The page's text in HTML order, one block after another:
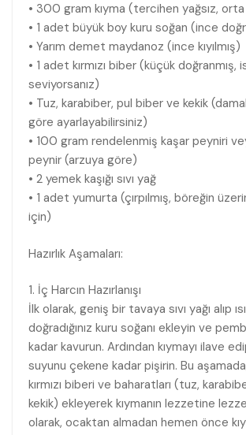
• 300 gram kıyma (tercihen yağsız, orta
• 1 adet büyük boy kuru soğan (ince
• Yarım demet maydanoz (ince kıyılmış)
• 1 adet kırmızı biber (küçük doğranmış,
seviyorsanız)
• Tuz, karabiber, pul biber ve kekik
göre ayarlayabilirsiniz)
• 100 gram rendelenmiş kaşar peyniri
peynir (arzuya göre)
• 2 yemek kaşığı sıvı yağ
• 1 adet yumurta (çırpılmış, böreğin
için)
Hazırlık Aşamaları:
1. İç Harcın Hazırlanışı
İlk olarak, geniş bir tavaya sıvı yağı alıp
doğradığınız kuru soğanı ekleyin ve
kadar kavurun. Ardından kıymayı ilave
suyunu çekene kadar pişirin. Bu aşamada,
kırmızı biberi ve baharatları (tuz,
kekik) ekleyerek kıymanın lezzetine
olarak, ocaktan almadan hemen önce